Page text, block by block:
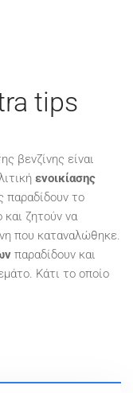
tips
βενζίνης είναι
ενοικίασης
παραδίδουν το
ζητούν να
που καταναλώθηκε.
παραδίδουν και
Κάτι το οποίο